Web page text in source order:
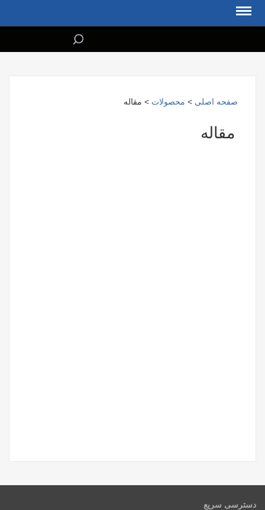
صفحه اصلی > محصولات > مقاله
مقاله
دسترسی سریع